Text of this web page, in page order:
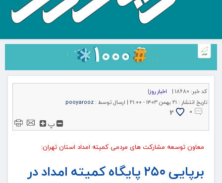
کد خبر: 18680 | اخبار روز|
تاریخ انتشار : ۲۱ بهمن ۱۴۰۳ - ۲۱:۰۰ | ارسال توسط : pooyarooz
۰
2
پ
معاون توسعه مشارکت های مردمی کمیته امداد استان تهران:
برپایی ۲۵۰ پایگاه کمیته امداد در